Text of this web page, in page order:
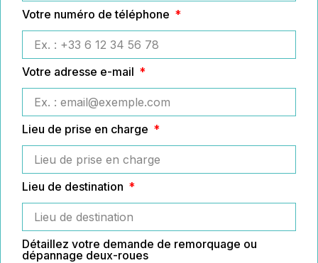
Votre numéro de téléphone
Votre adresse e-mail
Lieu de prise en charge
Lieu de destination
Détaillez votre demande de remorquage ou
dépannage deux-roues